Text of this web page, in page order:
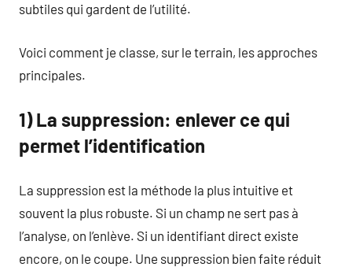
subtiles qui gardent de l’utilité.
Voici comment je classe, sur le terrain, les approches
principales.
1) La suppression: enlever ce qui
permet l’identification
La suppression est la méthode la plus intuitive et
souvent la plus robuste. Si un champ ne sert pas à
l’analyse, on l’enlève. Si un identifiant direct existe
encore, on le coupe. Une suppression bien faite réduit